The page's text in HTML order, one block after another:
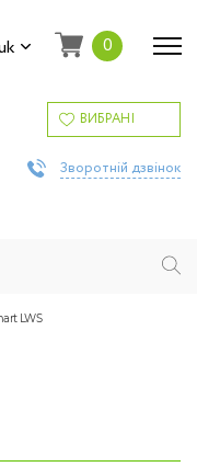
0
ВИБРАНІ
Зворотній дзвінок
LWS